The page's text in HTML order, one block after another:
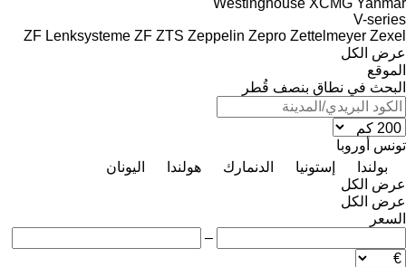
V-series
ZF Lenksysteme ZF ZTS Zeppelin Zepro Zettelmeyer Zexel
عرض الكل
الموقع
البحث في نطاق بنصف قُطر
تونس أوروبا
بولندا
إستونيا الدنمارك هولندا
اليونان
عرض الكل
عرض الكل
السعر
–